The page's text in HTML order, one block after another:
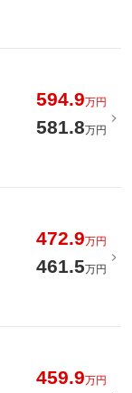
594.9万円
581.8万円
472.9万円
461.5万円
459.9万円